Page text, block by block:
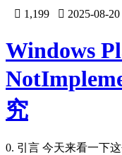
 1,199  2025-08-20
Windows
究
0. 引言 今天来看一下